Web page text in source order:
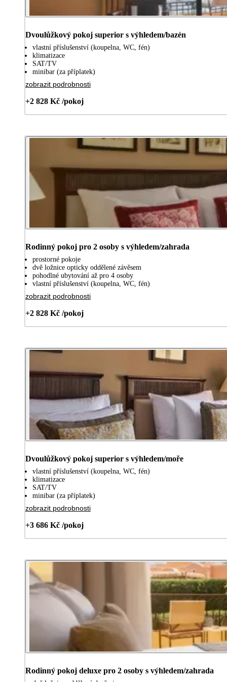
Dvoulůžkový pokoj superior s výhledem/bazén
vlastní příslušenství (koupelna, WC, fén)
klimatizace
SAT/TV
minibar (za příplatek)
zobrazit podrobnosti
+2 828 Kč /pokoj
Rodinný pokoj pro 2 osoby s výhledem/zahrada
prostorné pokoje
dvě ložnice opticky oddělené závěsem
pohodlné ubytování až pro 4 osoby
vlastní příslušenství (koupelna, WC, fén)
zobrazit podrobnosti
+2 828 Kč /pokoj
Dvoulůžkový pokoj superior s výhledem/moře
vlastní příslušenství (koupelna, WC, fén)
klimatizace
SAT/TV
minibar (za příplatek)
zobrazit podrobnosti
+3 686 Kč /pokoj
Rodinný pokoj deluxe pro 2 osoby s výhledem/zahrada